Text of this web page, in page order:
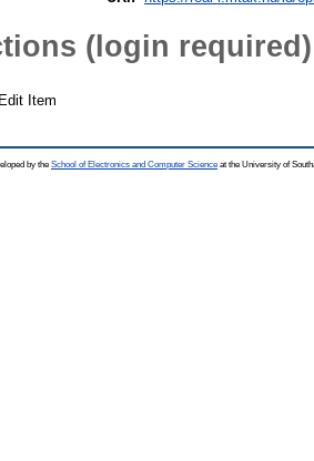
(login required)
Edit Item
by the School of Electronics and Computer Science at the University of